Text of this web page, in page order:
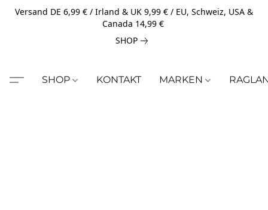
Versand DE 6,99 € / Irland & UK 9,99 € / EU, Schweiz, USA &
Canada 14,99 €
SHOP
SHOP KONTAKT MARKEN